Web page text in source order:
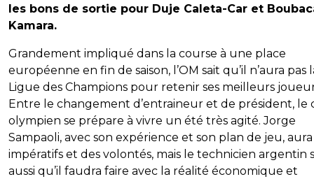
les bons de sortie pour Duje Caleta-Car et
Kamara.
Grandement impliqué dans la course à une place
européenne en fin de saison, l’OM sait qu’il n’aura pas
Ligue des Champions pour retenir ses meilleurs
Entre le changement d’entraineur et de président, le
olympien se prépare à vivre un été très agité. Jorge
Sampaoli, avec son expérience et son plan de jeu,
impératifs et des volontés, mais le technicien argentin
aussi qu’il faudra faire avec la réalité économique et